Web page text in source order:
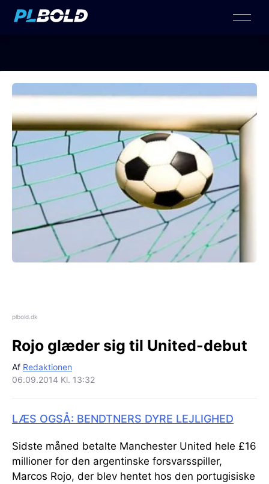
plbold.dk
Rojo glæder sig til United-debut
Af Redaktionen
06.09.2014 Kl. 13:32
LÆS OGSÅ: BENDTNERS DYRE LEJLIGHED
Sidste måned betalte Manchester United hele £16
millioner for den argentinske forsvarsspiller,
Marcos Rojo, der blev hentet hos den portugisiske